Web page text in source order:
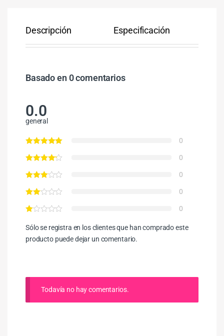
Descripción Especificación
Basado en 0 comentarios
0.0
general
0
0
0
0
0
Sólo se registra en los clientes que han comprado este
producto puede dejar un comentario.
Todavía no hay comentarios.